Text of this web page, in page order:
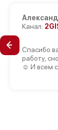
Канал:
Спасибо
работу,
☺️ И всем